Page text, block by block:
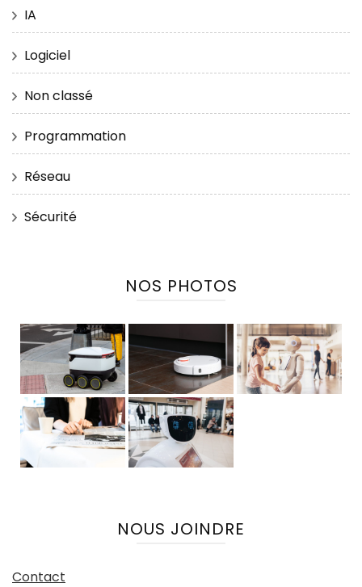
IA
Logiciel
Non classé
Programmation
Réseau
Sécurité
NOS PHOTOS
NOUS JOINDRE
Contact